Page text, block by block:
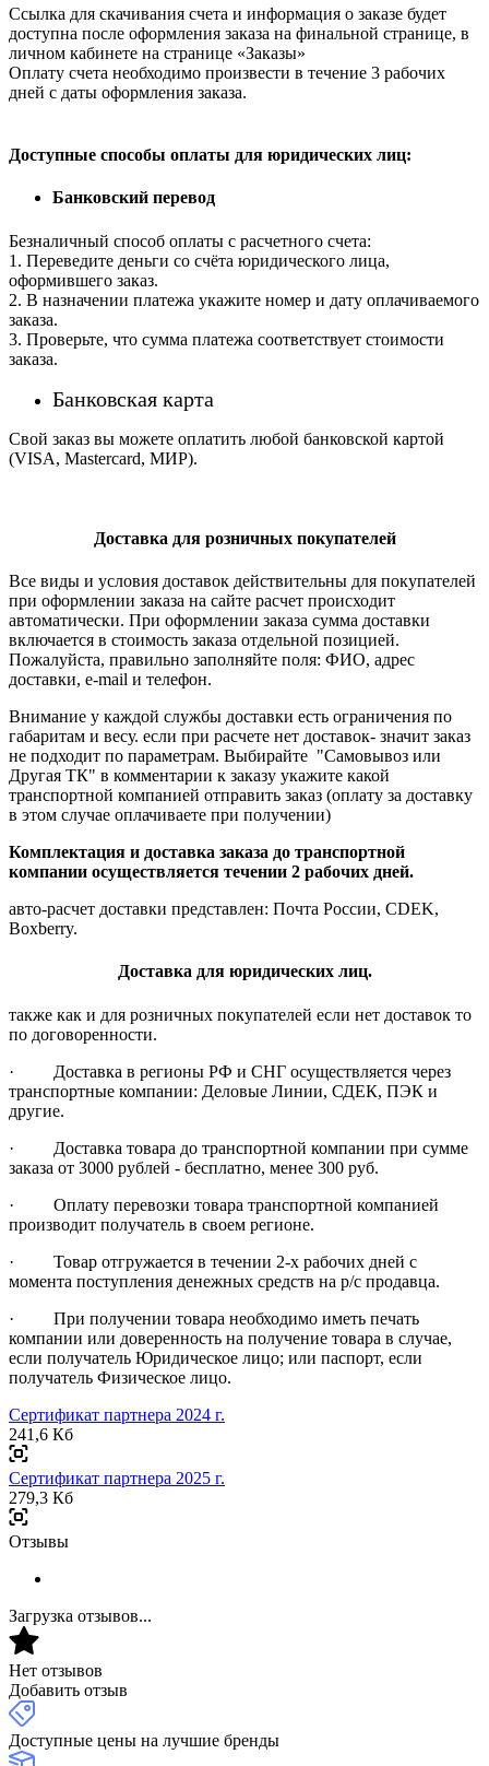
Ссылка для скачивания счета и информация о заказе будет
доступна после оформления заказа на финальной странице, в
личном кабинете на странице «Заказы»
Оплату счета необходимо произвести в течение 3 рабочих
дней с даты оформления заказа.
Доступные способы оплаты для юридических лиц:
Банковский перевод
Безналичный способ оплаты с расчетного счета:
1. Переведите деньги со счёта юридического лица,
оформившего заказ.
2. В назначении платежа укажите номер и дату оплачиваемого
заказа.
3. Проверьте, что сумма платежа соответствует стоимости
заказа.
Банковская карта
Свой заказ вы можете оплатить любой банковской картой
(VISA, Mastercard, МИР).
Доставка для розничных покупателей
Все виды и условия доставок действительны для покупателей
при оформлении заказа на сайте расчет происходит
автоматически. При оформлении заказа сумма доставки
включается в стоимость заказа отдельной позицией.
Пожалуйста, правильно заполняйте поля: ФИО, адрес
доставки, e-mail и телефон.
Внимание у каждой службы доставки есть ограничения по
габаритам и весу. если при расчете нет доставок- значит заказ
не подходит по параметрам. Выбирайте "Самовывоз или
Другая ТК" в комментарии к заказу укажите какой
транспортной компанией отправить заказ (оплату за доставку
в этом случае оплачиваете при получении)
Комплектация и доставка заказа до транспортной
компании осуществляется течении 2 рабочих дней.
авто-расчет доставки представлен: Почта России, CDEK,
Boxberry.
Доставка для юридических лиц.
также как и для розничных покупателей если нет доставок то
по договоренности.
· Доставка в регионы РФ и СНГ осуществляется через
транспортные компании: Деловые Линии, СДЕК, ПЭК и
другие.
· Доставка товара до транспортной компании при сумме
заказа от 3000 рублей - бесплатно, менее 300 руб.
· Оплату перевозки товара транспортной компанией
производит получатель в своем регионе.
· Товар отгружается в течении 2-х рабочих дней с
момента поступления денежных средств на р/с продавца.
· При получении товара необходимо иметь печать
компании или доверенность на получение товара в случае,
если получатель Юридическое лицо; или паспорт, если
получатель Физическое лицо.
Сертификат партнера 2024 г.
241,6 Кб
Сертификат партнера 2025 г.
279,3 Кб
Отзывы
Загрузка отзывов...
Нет отзывов
Добавить отзыв
Доступные цены на лучшие бренды